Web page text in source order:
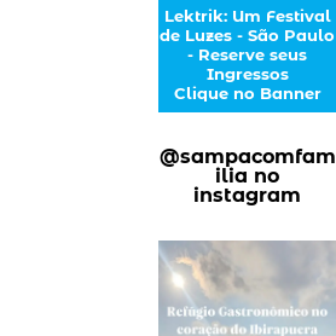
Lektrik: Um Festival
de Luzes - São Paulo
- Reserve seus
Ingressos
Clique no Banner
@sampacomfam
ilia no
instagram